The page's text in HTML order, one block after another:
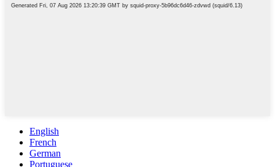
English
French
German
Portuguese